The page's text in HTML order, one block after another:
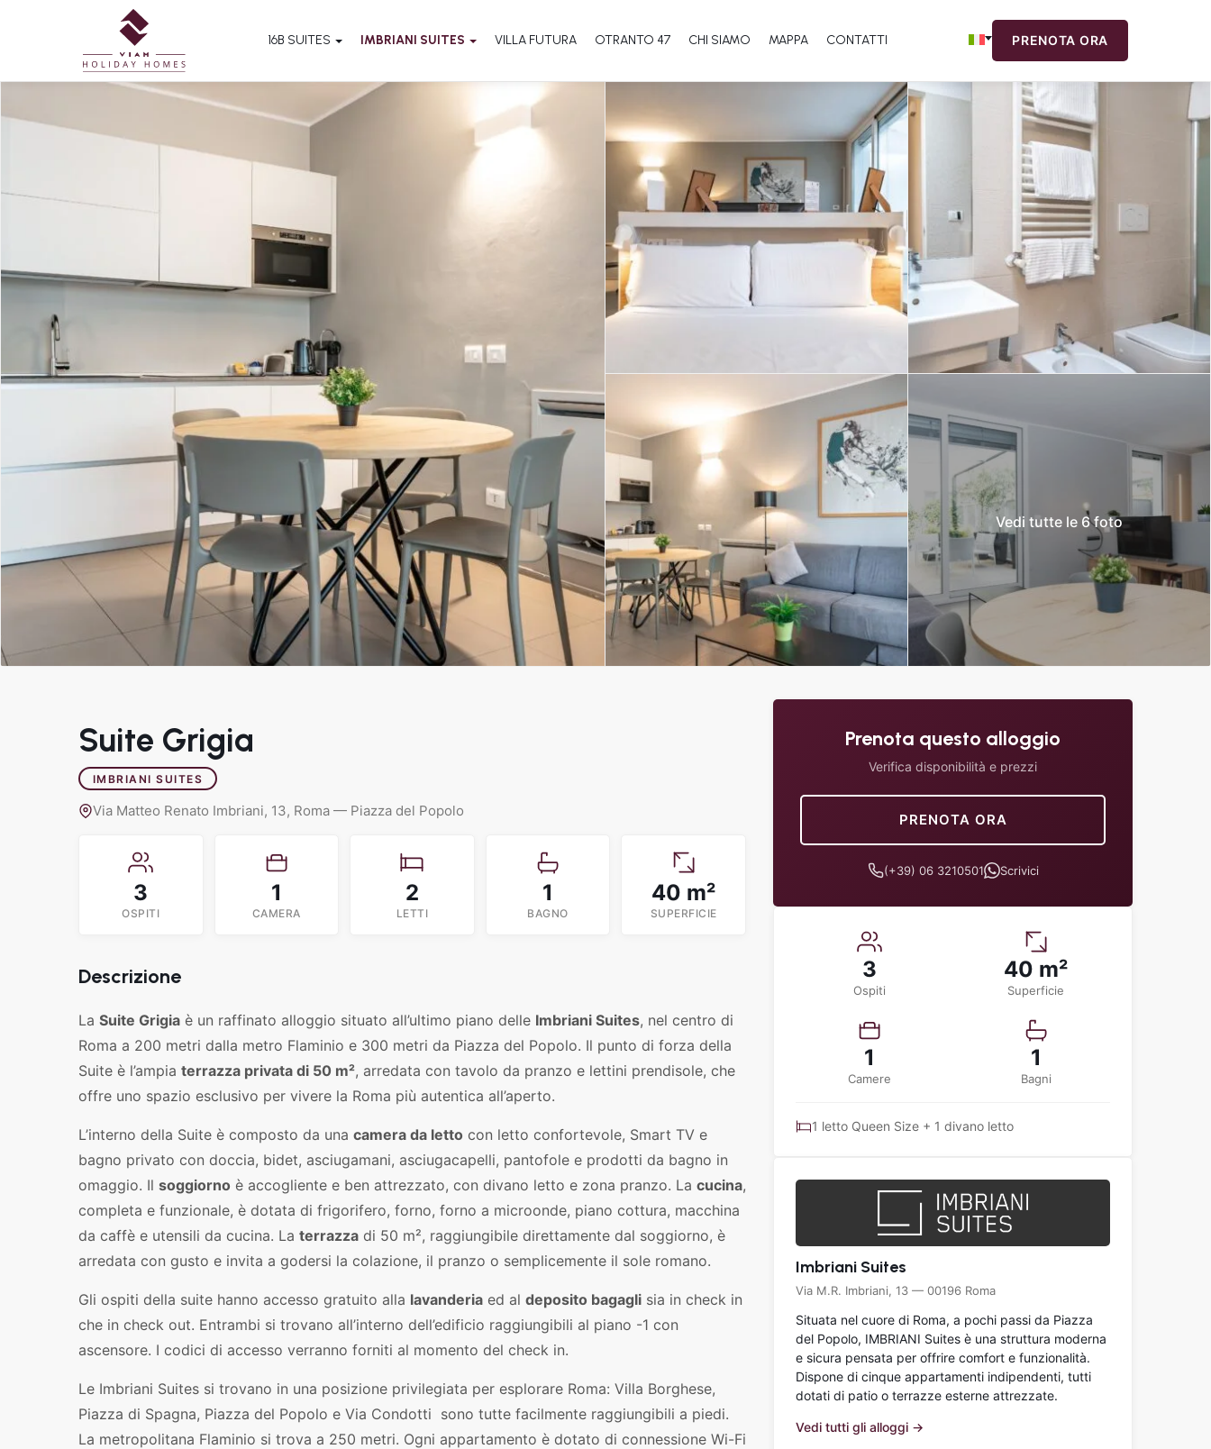
16B SUITES IMBRIANI SUITES VILLA FUTURA OTRANTO 47 CHI SIAMO MAPPA CONTATTI PRENOTA ORA
Vedi tutte le 6 foto
Suite Grigia
IMBRIANI SUITES
Via Matteo Renato Imbriani, 13, Roma — Piazza del Popolo
3
OSPITI
1
CAMERA
2
LETTI
1
BAGNO
40 m²
SUPERFICIE
Descrizione
La Suite Grigia è un raffinato alloggio situato all’ultimo piano delle Imbriani Suites, nel centro di
Roma a 200 metri dalla metro Flaminio e 300 metri da Piazza del Popolo. Il punto di forza della
Suite è l’ampia terrazza privata di 50 m², arredata con tavolo da pranzo e lettini prendisole, che
offre uno spazio esclusivo per vivere la Roma più autentica all’aperto.
L’interno della Suite è composto da una camera da letto con letto confortevole, Smart TV e
bagno privato con doccia, bidet, asciugamani, asciugacapelli, pantofole e prodotti da bagno in
omaggio. Il soggiorno è accogliente e ben attrezzato, con divano letto e zona pranzo. La cucina,
completa e funzionale, è dotata di frigorifero, forno, forno a microonde, piano cottura, macchina
da caffè e utensili da cucina. La terrazza di 50 m², raggiungibile direttamente dal soggiorno, è
arredata con gusto e invita a godersi la colazione, il pranzo o semplicemente il sole romano.
Gli ospiti della suite hanno accesso gratuito alla lavanderia ed al deposito bagagli sia in check in
che in check out. Entrambi si trovano all’interno dell’edificio raggiungibili al piano -1 con
ascensore. I codici di accesso verranno forniti al momento del check in.
Le Imbriani Suites si trovano in una posizione privilegiata per esplorare Roma: Villa Borghese,
Piazza di Spagna, Piazza del Popolo e Via Condotti sono tutte facilmente raggiungibili a piedi.
La metropolitana Flaminio si trova a 250 metri. Ogni appartamento è dotato di connessione Wi-Fi
Prenota questo alloggio
Verifica disponibilità e prezzi
PRENOTA ORA
(+39) 06 3210501 Scrivici
3
Ospiti
40 m²
Superficie
1
Camere
1
Bagni
1 letto Queen Size + 1 divano letto
Imbriani Suites
Via M.R. Imbriani, 13 — 00196 Roma
Situata nel cuore di Roma, a pochi passi da Piazza
del Popolo, IMBRIANI Suites è una struttura moderna
e sicura pensata per offrire comfort e funzionalità.
Dispone di cinque appartamenti indipendenti, tutti
dotati di patio o terrazze esterne attrezzate.
Vedi tutti gli alloggi →